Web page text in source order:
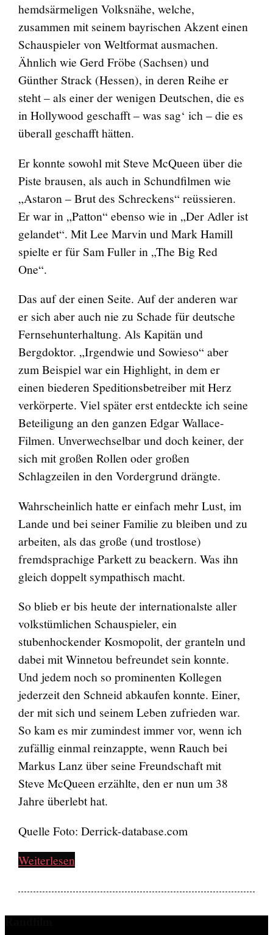
hemdsärmeligen Volksnähe, welche,
zusammen mit seinem bayrischen Akzent einen
Schauspieler von Weltformat ausmachen.
Ähnlich wie Gerd Fröbe (Sachsen) und
Günther Strack (Hessen), in deren Reihe er
steht – als einer der wenigen Deutschen, die es
in Hollywood geschafft – was sag‘ ich – die es
überall geschafft hätten.
Er konnte sowohl mit Steve McQueen über die
Piste brausen, als auch in Schundfilmen wie
„Astaron – Brut des Schreckens“ reüssieren.
Er war in „Patton“ ebenso wie in „Der Adler ist
gelandet“. Mit Lee Marvin und Mark Hamill
spielte er für Sam Fuller in „The Big Red
One“.
Das auf der einen Seite. Auf der anderen war
er sich aber auch nie zu Schade für deutsche
Fernsehunterhaltung. Als Kapitän und
Bergdoktor. „Irgendwie und Sowieso“ aber
zum Beispiel war ein Highlight, in dem er
einen biederen Speditionsbetreiber mit Herz
verkörperte. Viel später erst entdeckte ich seine
Beteiligung an den ganzen Edgar Wallace-
Filmen. Unverwechselbar und doch keiner, der
sich mit großen Rollen oder großen
Schlagzeilen in den Vordergrund drängte.
Wahrscheinlich hatte er einfach mehr Lust, im
Lande und bei seiner Familie zu bleiben und zu
arbeiten, als das große (und trostlose)
fremdsprachige Parkett zu beackern. Was ihn
gleich doppelt sympathisch macht.
So blieb er bis heute der internationalste aller
volkstümlichen Schauspieler, ein
stubenhockender Kosmopolit, der granteln und
dabei mit Winnetou befreundet sein konnte.
Und jedem noch so prominenten Kollegen
jederzeit den Schneid abkaufen konnte. Einer,
der mit sich und seinem Leben zufrieden war.
So kam es mir zumindest immer vor, wenn ich
zufällig einmal reinzappte, wenn Rauch bei
Markus Lanz über seine Freundschaft mit
Steve McQueen erzählte, den er nun um 38
Jahre überlebt hat.
Quelle Foto: Derrick-database.com
Weiterlesen